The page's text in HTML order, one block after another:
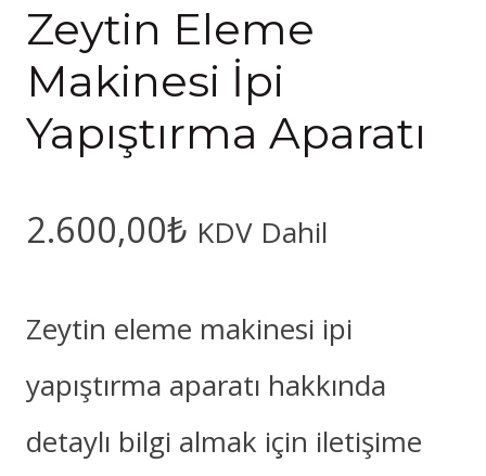
Zeytin Eleme
Makinesi İpi
Yapıştırma Aparatı
2.600,00₺ KDV Dahil
Zeytin eleme makinesi ipi
yapıştırma aparatı hakkında
detaylı bilgi almak için iletişime